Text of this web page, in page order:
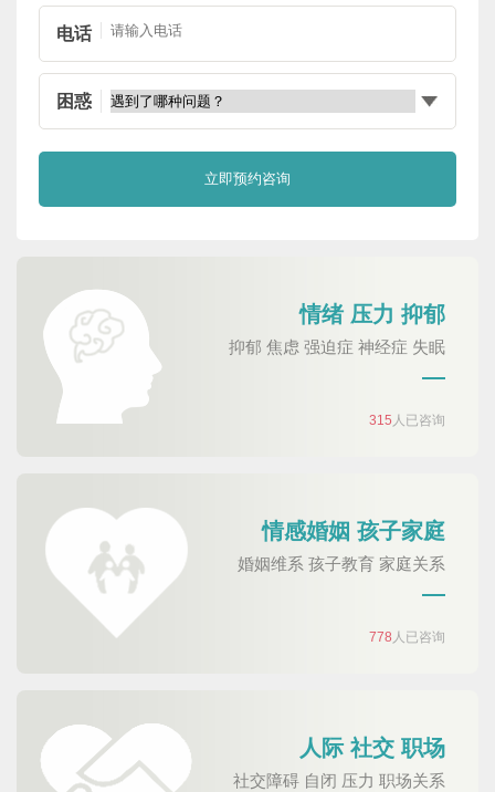
电话
困惑
情绪 压力 抑郁
抑郁 焦虑 强迫症 神经症 失眠
315 人已咨询
情感婚姻 孩子家庭
婚姻维系 孩子教育 家庭关系
778 人已咨询
人际 社交 职场
社交障碍 自闭 压力 职场关系